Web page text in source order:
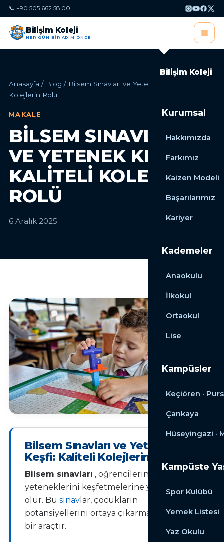
📞 +90 505 662 58 00
Bilişim Koleji
HER GÜN BİR ADIM ÖNDE
Bilişim Koleji
Kurumsal
Hakkımızda
Farkımız
Kaizen Modeli
Başarılarımız
Kariyer
Kademeler
Anaokulu
İlkokul
Ortaokul
Lise
Kampüsler
Keçiören ·
Çankaya
Hüseyingazi ·
Kampüste
Spor Kulübü
Yemek Listesi
Yaz Okulu
Anasayfa / Blog / Bilsem Sınavları ve Yetenek Keşfi: Kaliteli
Kolejlerin Rolü
MAKALE
BILSEM SINAVLARI
VE YETENEK KEŞFI:
KALITELI KOLEJLERIN
ROLÜ
6 Aralık 2025
Bilsem Sınavları ve Yetenek
Keşfi: Kaliteli Kolejlerin Katkısı
Bilsem sınavları , öğrencilerin
yeteneklerini keşfetmelerine yardımcı
olur. Bu sınav lar, çocukların
potansiyellerini ortaya çıkarmada önemli
bir araçtır.